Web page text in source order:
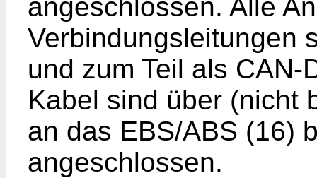
angeschlossen. Alle
Verbindungsleitungen
und zum Teil als
Kabel sind über (nicht
an das EBS/ABS (16)
angeschlossen.